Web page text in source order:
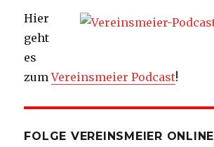
Hier
geht
es
zumVereinsmeier Podcast!
FOLGE VEREINSMEIER ONLINE